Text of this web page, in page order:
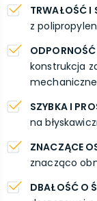
TRWAŁOŚĆ I
z
konstrukcja
SZYBKA I
na
ZNACZĄCE
znacząco
DBAŁOŚĆ O